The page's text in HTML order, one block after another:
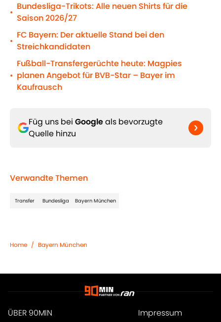
•
Bundesliga-Trikots: Alle neuen Shirts für die
Saison 2026/27
•
FC Bayern: Der aktuelle Stand bei den
Streichkandidaten
•
Fußball-Transfergerüchte heute: Magpies
planen Angebot für BVB-Star – Bayer im
Kaufrausch
Füg uns bei Googleals bevorzugte
Quelle hinzu
Verwandte Themen
Transfer Bundesliga Bayern München
Home / Bayern München
ÜBER 90MIN Impressum